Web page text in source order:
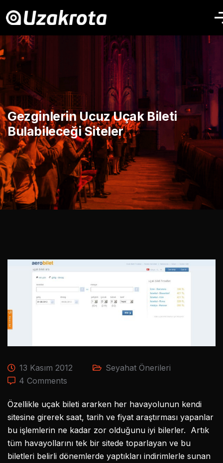
Gezginlerin Ucuz Uçak Bileti
Bulabileceği Siteler
13 Kasım 2012
Seyahat Önerileri
4 Comments
Özellikle uçak bileti ararken her havayolunun kendi
sitesine girerek saat, tarih ve fiyat araştırması yapanlar
bu işlemlerin ne kadar zor olduğunu iyi bilerler. Artık
tüm havayollarını tek bir sitede toparlayan ve bu
biletleri belirli dönemlerde yaptıkları indirimlerle sunan